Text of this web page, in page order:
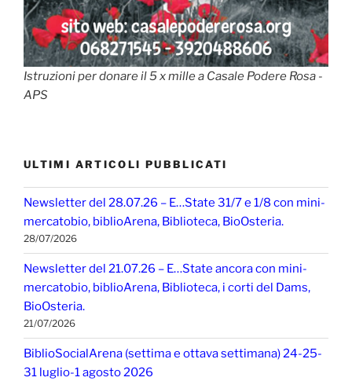
Istruzioni per donare il 5 x mille a Casale Podere Rosa -
APS
ULTIMI ARTICOLI PUBBLICATI
Newsletter del 28.07.26 – E…State 31/7 e 1/8 con mini-
mercatobio, biblioArena, Biblioteca, BioOsteria.
28/07/2026
Newsletter del 21.07.26 – E…State ancora con mini-
mercatobio, biblioArena, Biblioteca, i corti del Dams,
BioOsteria.
21/07/2026
BiblioSocialArena (settima e ottava settimana) 24-25-
31 luglio-1 agosto 2026